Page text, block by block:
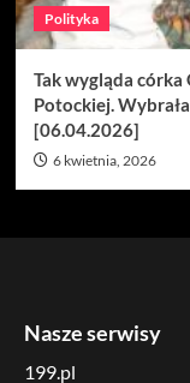
Polityka
Tak wygląda córka
Potockiej.
[06.04.2026]
6 kwietnia, 2026
Nasze serwisy
199.pl